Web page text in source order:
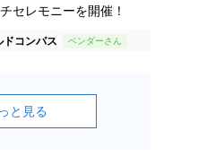
セレモニーを開催！
ドコンパス
と見る